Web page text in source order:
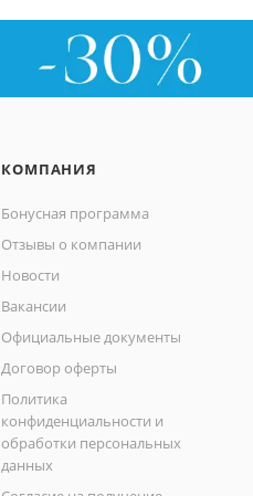
КОМПАНИЯ
Бонусная программа
Отзывы о компании
Новости
Вакансии
Официальные документы
Договор оферты
Политика
конфиденциальности и
обработки персональных
данных